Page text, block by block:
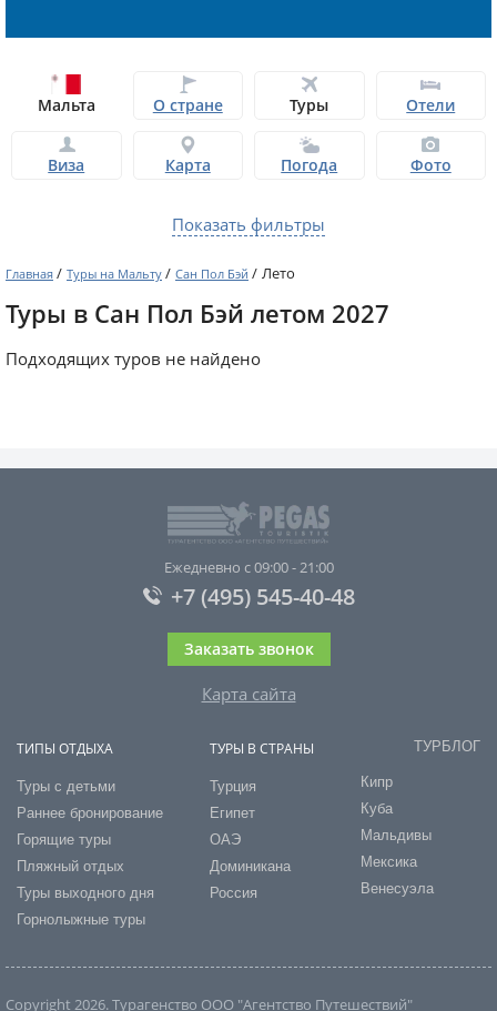
Мальта О стране Туры Отели
Виза Карта Погода Фото
Показать фильтры
Главная / Туры на Мальту / Сан Пол Бэй / Лето
Туры в Сан Пол Бэй летом 2027
Подходящих туров не найдено
Ежедневно с 09:00 - 21:00
+7 (495) 545-40-48
Заказать звонок
Карта сайта
ТИПЫ ОТДЫХА
Туры с детьми
Раннее бронирование
Горящие туры
Пляжный отдых
Туры выходного дня
Горнолыжные туры
ТУРЫ В СТРАНЫ
Турция
Египет
ОАЭ
Доминикана
Россия
ТУРБЛОГ
Кипр
Куба
Мальдивы
Мексика
Венесуэла
Copyright 2026. Турагенство ООО "Агентство Путешествий"